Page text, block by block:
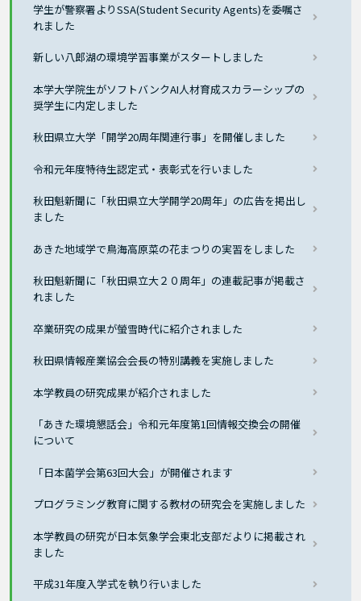
学生が警察署よりSSA(Student Security Agents)を委嘱さ
れました
新しい八郎湖の環境学習事業がスタートしました
本学大学院生がソフトバンクAI人材育成スカラーシップの
奨学生に内定しました
秋田県立大学「開学20周年関連行事」を開催しました
令和元年度特待生認定式・表彰式を行いました
秋田魁新聞に「秋田県立大学開学20周年」の広告を掲出し
ました
あきた地域学で鳥海高原菜の花まつりの実習をしました
秋田魁新聞に「秋田県立大２０周年」の連載記事が掲載さ
れました
卒業研究の成果が螢雪時代に紹介されました
秋田県情報産業協会会長の特別講義を実施しました
本学教員の研究成果が紹介されました
「あきた環境懇話会」令和元年度第1回情報交換会の開催
について
「日本菌学会第63回大会」が開催されます
プログラミング教育に関する教材の研究会を実施しました
本学教員の研究が日本気象学会東北支部だよりに掲載され
ました
平成31年度入学式を執り行いました